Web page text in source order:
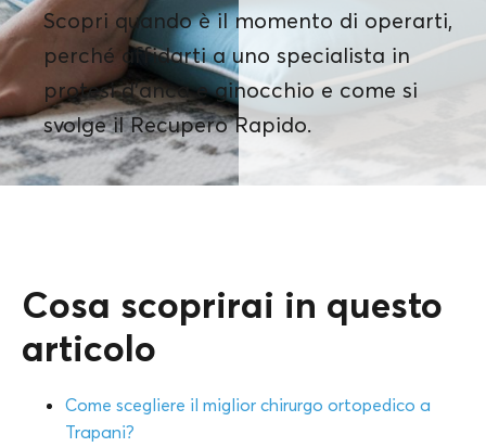
Scopri quando è il momento di operarti,
perché affidarti a uno specialista in
protesi d’anca e ginocchio e come si
svolge il Recupero Rapido.
Cosa scoprirai in questo
articolo
Come scegliere il miglior chirurgo ortopedico a
Trapani?